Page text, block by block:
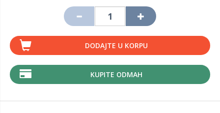
DODAJTE U KORPU
KUPITE ODMAH